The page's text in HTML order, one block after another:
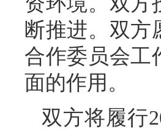
断推进。双方
合作委员会工
面的作用。
双方将履行